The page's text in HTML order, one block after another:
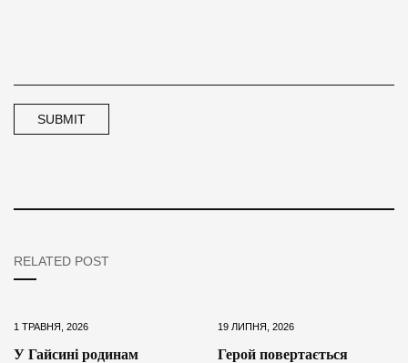
RELATED POST
1 ТРАВНЯ, 2026
У Гайсині родинам
19 ЛИПНЯ, 2026
Герой повертається